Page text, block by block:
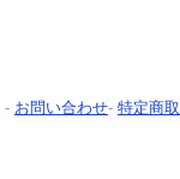
- お問い合わせ- 特定商